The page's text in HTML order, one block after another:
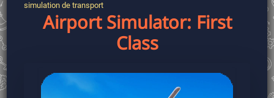
simulation de transport
Airport Simulator: First
Class